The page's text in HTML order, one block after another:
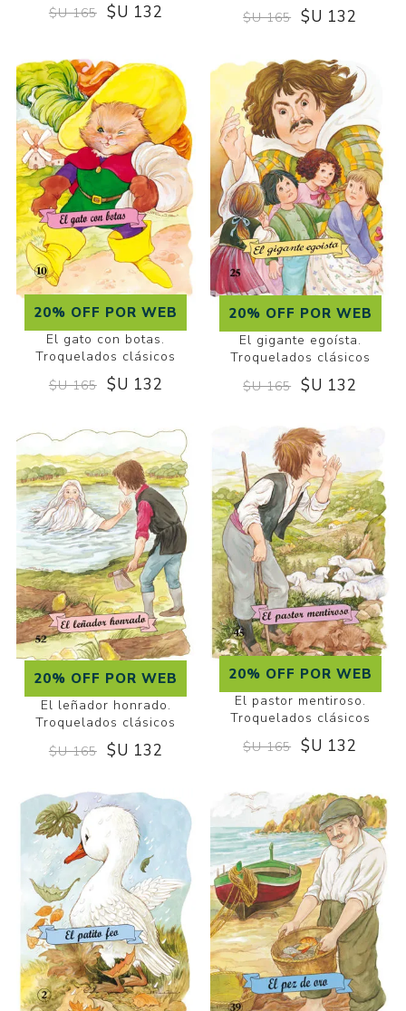
$U 165 $U 132
$U 165 $U 132
20% OFF POR WEB
El gato con botas.
Troquelados clásicos
$U 165 $U 132
20% OFF POR WEB
El gigante egoísta.
Troquelados clásicos
$U 165 $U 132
20% OFF POR WEB
El leñador honrado.
Troquelados clásicos
$U 165 $U 132
20% OFF POR WEB
El pastor mentiroso.
Troquelados clásicos
$U 165 $U 132